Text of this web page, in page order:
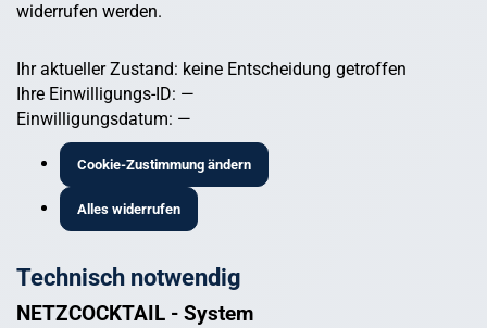
widerrufen werden.
Ihr aktueller Zustand: keine Entscheidung getroffen
Ihre Einwilligungs-ID: —
Einwilligungsdatum: —
Cookie-Zustimmung ändern
Alles widerrufen
Technisch notwendig
NETZCOCKTAIL - System